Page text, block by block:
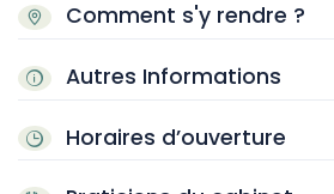
Comment s'y rendre ?
Autres Informations
Horaires d’ouverture